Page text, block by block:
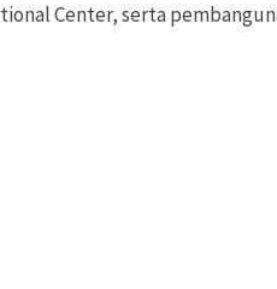
Center, serta